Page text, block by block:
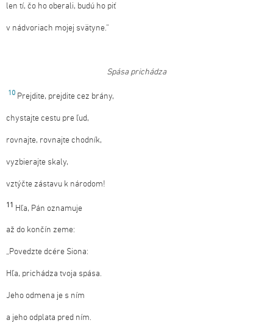
len tí, čo ho oberali, budú ho piť
v nádvoriach mojej svätyne.“
Spása prichádza
10 Prejdite, prejdite cez brány,
chystajte cestu pre ľud,
rovnajte, rovnajte chodník,
vyzbierajte skaly,
vztýčte zástavu k národom!
11 Hľa, Pán oznamuje
až do končín zeme:
„Povedzte dcére Siona:
Hľa, prichádza tvoja spása.
Jeho odmena je s ním
a jeho odplata pred ním.